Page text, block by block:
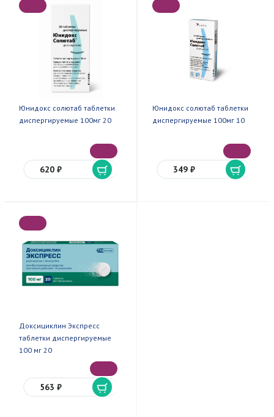
Юнидокс солютаб таблетки
диспергируемые 100мг 20
620 ₽
Юнидокс солютаб таблетки
диспергируемые 100мг 10
349 ₽
Доксициклин Экспресс
таблетки диспергируемые
100 мг 20
563 ₽